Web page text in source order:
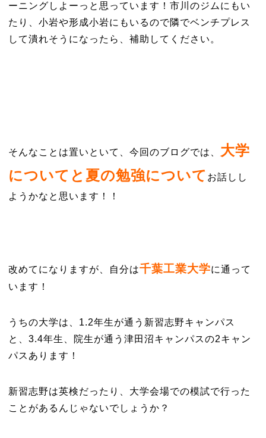
ーニングしよーっと思っています！市川のジムにもい
たり、小岩や形成小岩にもいるので隣でベンチプレス
して潰れそうになったら、補助してください。
そんなことは置いといて、今回のブログでは、 大学
についてと夏の勉強について お話しし
ようかなと思います！！
改めてになりますが、自分は千葉工業大学に通って
います！
うちの大学は、1.2年生が通う新習志野キャンパス
と、3.4年生、院生が通う津田沼キャンパスの2キャン
パスあります！
新習志野は英検だったり、大学会場での模試で行った
ことがあるんじゃないでしょうか？